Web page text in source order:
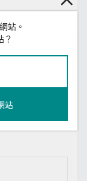
站。
？
站